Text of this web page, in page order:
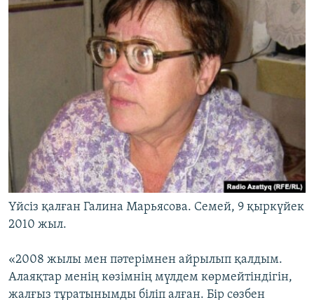
Үйсіз қалған Галина Марьясова. Семей, 9 қыркүйек
2010 жыл.
«2008 жылы мен пәтерімнен айрылып қалдым.
Алаяқтар менің көзімнің мүлдем көрмейтіндігін,
жалғыз тұратынымды біліп алған. Бір сөзбен